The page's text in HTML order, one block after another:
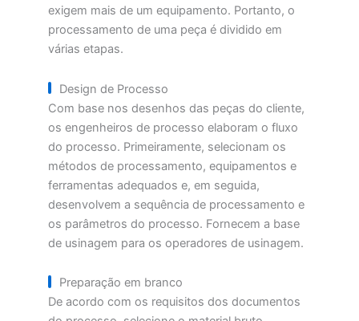
exigem mais de um equipamento. Portanto, o
processamento de uma peça é dividido em
várias etapas.
Design de Processo
Com base nos desenhos das peças do cliente,
os engenheiros de processo elaboram o fluxo
do processo. Primeiramente, selecionam os
métodos de processamento, equipamentos e
ferramentas adequados e, em seguida,
desenvolvem a sequência de processamento e
os parâmetros do processo. Fornecem a base
de usinagem para os operadores de usinagem.
Preparação em branco
De acordo com os requisitos dos documentos